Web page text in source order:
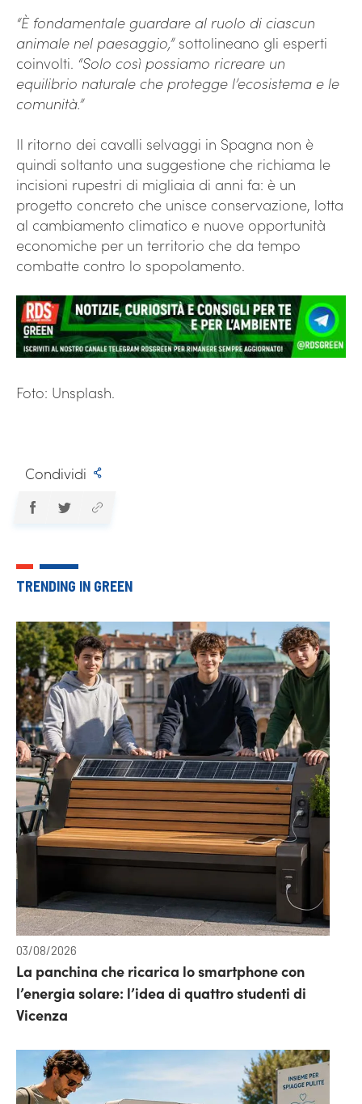
“È fondamentale guardare al ruolo di ciascun
animale nel paesaggio,”sottolineano gli esperti
coinvolti. “Solo così possiamo ricreare un
equilibrio naturale che protegge l’ecosistema e le
comunità.”
Il ritorno dei cavalli selvaggi in Spagna non è
quindi soltanto una suggestione che richiama le
incisioni rupestri di migliaia di anni fa: è un
progetto concreto che unisce conservazione, lotta
al cambiamento climatico e nuove opportunità
economiche per un territorio che da tempo
combatte contro lo spopolamento.
Foto: Unsplash.
Condividi
TRENDING IN GREEN
03/08/2026
La panchina che ricarica lo smartphone con
l’energia solare: l’idea di quattro studenti di
Vicenza